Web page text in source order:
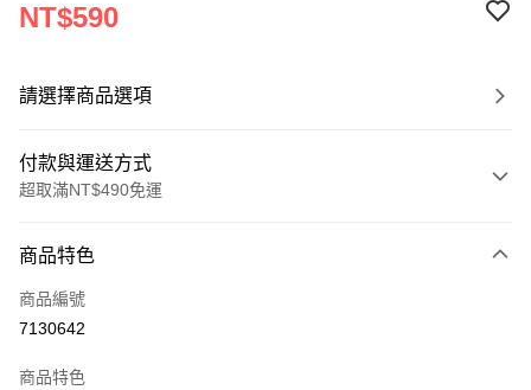
NT$590
請選擇商品選項
付款與運送方式
超取滿NT$490免運
信用卡一次付款
超商取貨付款
商品特色
商品編號
7130642
商品特色